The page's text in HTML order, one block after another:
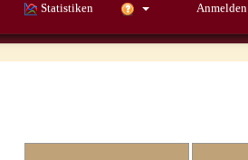
Statistiken Anmelden